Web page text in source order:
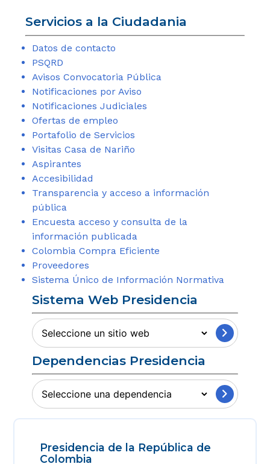
Servicios a la Ciudadania
Datos de contacto
PSQRD
Avisos Convocatoria Pública
Notificaciones por Aviso
Notificaciones Judiciales
Ofertas de empleo
Portafolio de Servicios
Visitas Casa de Nariño
Aspirantes
Accesibilidad
Transparencia y acceso a información
pública
Encuesta acceso y consulta de la
información publicada
Colombia Compra Eficiente
Proveedores
Sistema Único de Información Normativa
Sistema Web Presidencia
Sitios
Web
Presidencia
Dependencias Presidencia
Información
Institucional
Presidencia de la República de
Colombia